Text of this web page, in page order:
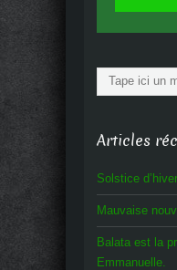
Rechercher
Articles
Solstice
Mauvaise
Balata est la
Emmanuelle.